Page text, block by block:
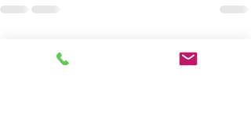
Kommentare